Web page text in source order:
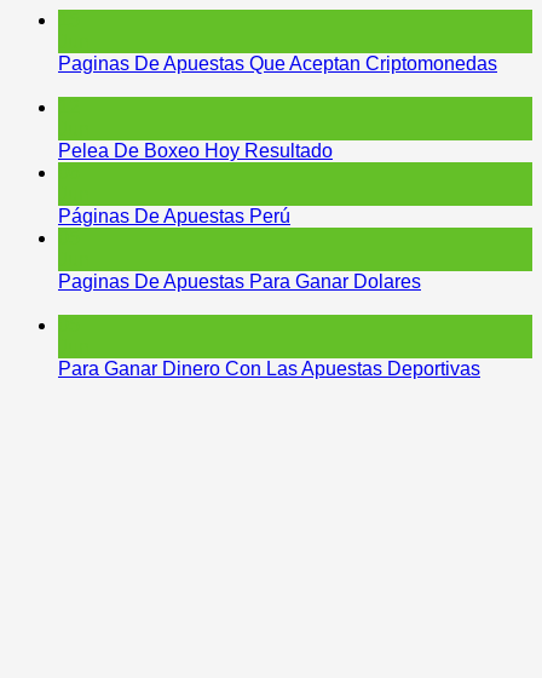
Paginas De Apuestas Que Aceptan Criptomonedas
Pelea De Boxeo Hoy Resultado
Páginas De Apuestas Perú
Paginas De Apuestas Para Ganar Dolares
Para Ganar Dinero Con Las Apuestas Deportivas